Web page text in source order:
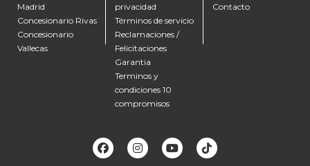
Madrid
Concesionario Rivas
Concesionario
Vallecas
privacidad
Términos de servicio
Reclamaciones /
Felicitaciones
Garantia
Terminos y
condiciones 10
compromisos
Contacto